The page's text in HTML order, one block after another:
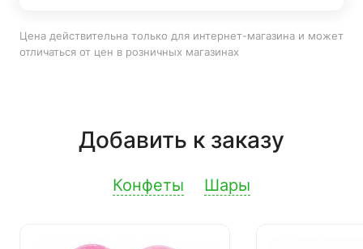
Цена действительна только для интернет-магазина и может
отличаться от цен в розничных магазинах
Добавить к заказу
Конфеты Шары